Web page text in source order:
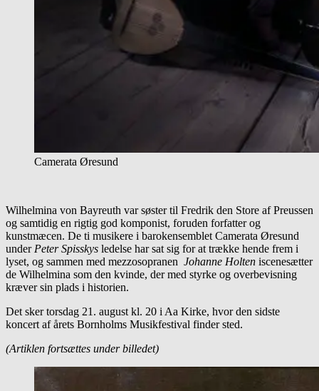
Camerata Øresund
Wilhelmina von Bayreuth var søster til Fredrik den Store af Preussen
og samtidig en rigtig god komponist, foruden forfatter og
kunstmæcen. De ti musikere i barokensemblet Camerata Øresund
under Peter Spisskys ledelse har sat sig for at trække hende frem i
lyset, og sammen med mezzosopranen Johanne Holten iscenesætter
de Wilhelmina som den kvinde, der med styrke og overbevisning
kræver sin plads i historien.
Det sker torsdag 21. august kl. 20 i Aa Kirke, hvor den sidste
koncert af årets Bornholms Musikfestival finder sted.
(Artiklen fortsættes under billedet)